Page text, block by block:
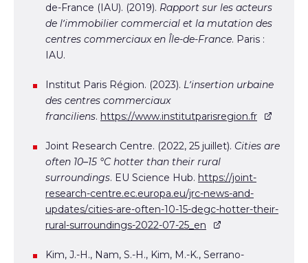
de-France (IAU). (2019). Rapport sur les acteurs
de l’immobilier commercial et la mutation des
centres commerciaux en Île-de-France. Paris :
IAU.
Institut Paris Région. (2023). L’insertion urbaine
des centres commerciaux
franciliens. https://www.institutparisregion.fr
Joint Research Centre. (2022, 25 juillet). Cities are
often 10–15 °C hotter than their rural
surroundings. EU Science Hub. https://joint-
research-centre.ec.europa.eu/jrc-news-and-
updates/cities-are-often-10-15-degc-hotter-their-
rural-surroundings-2022-07-25_en
Kim, J.-H., Nam, S.-H., Kim, M.-K., Serrano-